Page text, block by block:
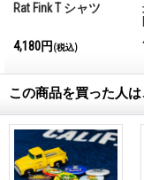
Rat Fink T シャツ
4,180円 (税込)
この商品を買った人